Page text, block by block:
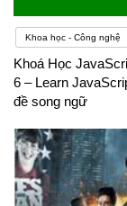
Khoa học - Công nghệ
Khoá Học
6 – Learn
đề song ngữ